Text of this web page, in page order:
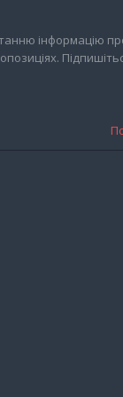
інформацію